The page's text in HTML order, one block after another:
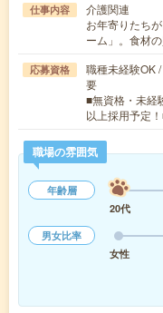
仕事内容
介護関連
お年寄りたち
ーム」。食材
応募資格
職種未経験OK
要
■無資格・未経
以上採用予定
職場の雰囲気
年齢層
20代
男女比率
女性